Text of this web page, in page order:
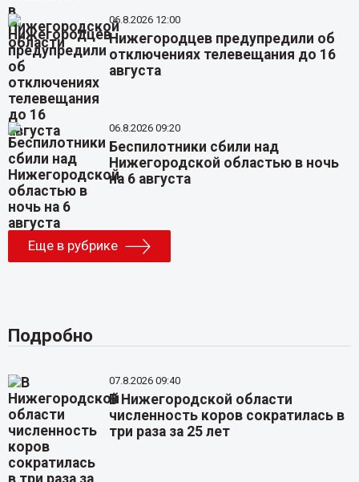
06.8.2026 12:00
Нижегородцев предупредили об
отключениях телевещания до 16
августа
06.8.2026 09:20
Беспилотники сбили над
Нижегородской областью в ночь
на 6 августа
Еще в рубрике
Подробно
07.8.2026 09:40
В Нижегородской области
численность коров сократилась в
три раза за 25 лет